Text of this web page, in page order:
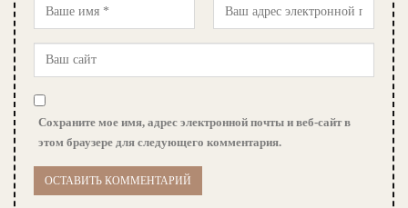
Сохраните мое имя, адрес электронной почты и веб-сайт в
этом браузере для следующего комментария.